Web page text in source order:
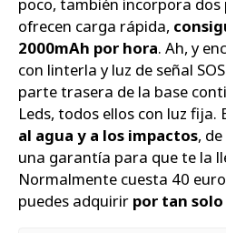
ofrecen carga rápida,
2000mAh por hora. Ah, y
con linterla y luz de señal
parte trasera de la base
Leds, todos ellos con luz fija.
al agua y a los impactos,
una garantía para que te la
Normalmente cuesta 40
puedes adquirir por tan solo